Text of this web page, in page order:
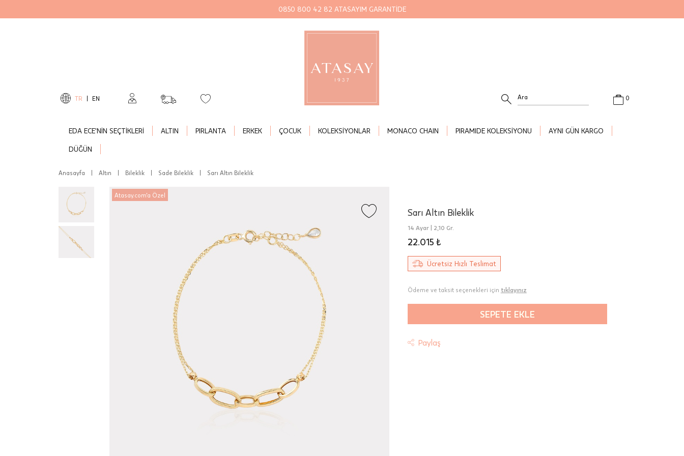
0850 800 42 82 ATASAYIM GARANTİDE
TR EN
EDA ECE'NİN SEÇTİKLERİ ALTIN PIRLANTA ERKEK ÇOCUK KOLEKSİYONLAR MONACO CHAIN PIRAMIDE KOLEKSİYONU AYNI GÜN KARGO
DÜĞÜN
0
Anasayfa Altın Bileklik Sade Bileklik Sarı Altın Bileklik
Atasay.com'a Özel
Sarı Altın Bileklik
14 Ayar | 2,10 Gr.
22.015 ₺
Ücretsiz Hızlı Teslimat
Ödeme ve taksit seçenekleri için tıklayınız
SEPETE EKLE
Paylaş
Teslimat
Siparişleriniz "HepsiJet Kargo" ile ücretsiz ve sigortalı olarak